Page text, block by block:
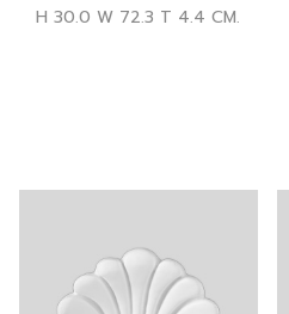
H 30.0 W 72.3 T 4.4 CM.